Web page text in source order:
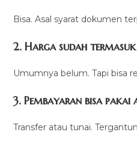
Bisa. Asal syarat dokumen
2. Harga sudah termasuk
Umumnya belum. Tapi bisa
3. Pembayaran bisa pakai
Transfer atau tunai.